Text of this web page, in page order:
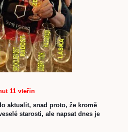
11 vteřin
aktualit, snad proto, že kromě
starosti, ale napsat dnes je